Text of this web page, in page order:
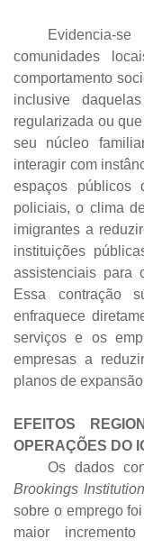
Evidencia-
comunidades
comportamento
inclusive
regularizada ou
seu núcleo
interagir com
espaços públicos
policiais, o clima
imigrantes a
instituições
assistenciais para
Essa contração
enfraquece
serviços e os
empresas a
planos de
EFEITOS
OPERAÇÕES DO
Os dados
Brookings Institution
sobre o emprego
maior